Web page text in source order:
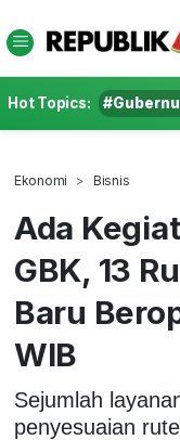
Hot Topics:
Ekonomi Bisnis
Ada
GBK, 13
Baru
WIB
Sejumlah
penyesuaian